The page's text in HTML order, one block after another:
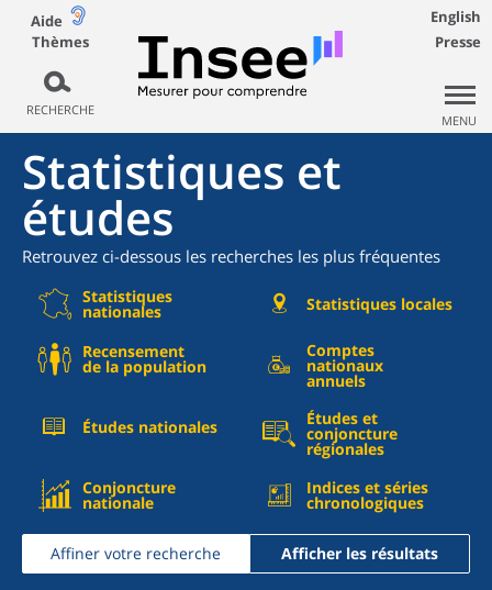
Aide
Thèmes
RECHERCHE
English
Presse
MENU
Statistiques et
études
Retrouvez ci-dessous les recherches les plus fréquentes
Statistiques
nationales Statistiques locales
Recensement
de la population
Comptes
nationaux
annuels
Études nationales Études et
conjoncture
régionales
Conjoncture
nationale
Indices et séries
chronologiques
Affiner votre recherche Afficher les résultats